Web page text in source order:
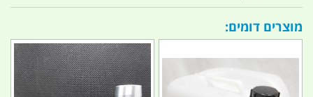
מוצרים דומים: